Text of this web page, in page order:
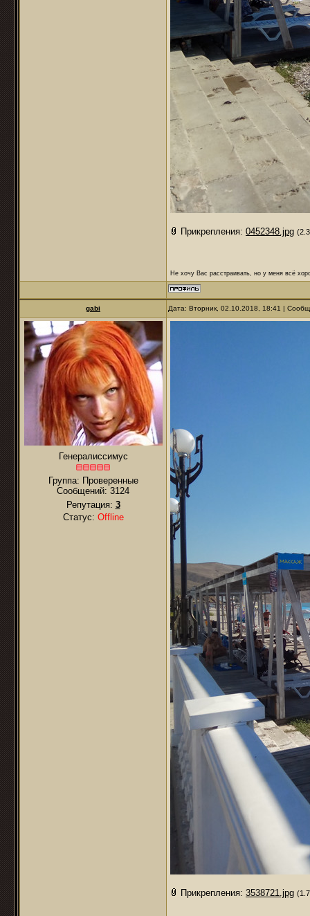
Прикрепления: 0452348.jpg
Не хочу Вас расстраивать, но у меня всё
gabi Дата: Вторник, 02.10.2018, 18:41 |
Генералиссимус
Группа: Проверенные
Сообщений: 3124
Репутация: 3
Статус: Offline
Прикрепления: 3538721.jpg